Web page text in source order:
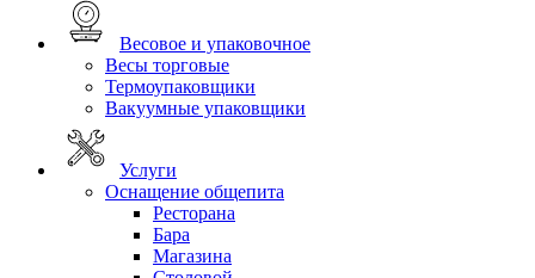
Весовое и упаковочное
Весы торговые
Термоупаковщики
Вакуумные упаковщики
Услуги
Оснащение общепита
Ресторана
Бара
Магазина